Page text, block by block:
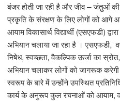
बंजर होती जा रही है और जीव – जंतुओं की
प्रकृति के संरक्षण के लिए लोगों को आगे
आयाम विकासार्थ विद्यार्थी (एसएफडी)
अभियान चलाया जा रहा है । एसएफडी,
निषेध, स्वच्छता, वैकल्पिक ऊर्जा का
अभियान चलाकर लोगों को जागरूक
स्वरूप के बारे में उन्होंने उपस्थित
कार्य के अनुरूप कुल रचनाओं को आयाम,